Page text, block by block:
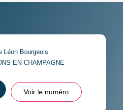
Léon Bourgeois
EN CHAMPAGNE
Voir le numéro